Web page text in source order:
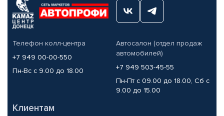
Телефон колл-центра
+7 949 00-00-550
Пн-Вс с 9.00 до 18.00
Автосалон (отдел продаж
автомобилей)
+7 949 503-45-55
Пн-Пт с 09.00 до 18.00, Сб с
9.00 до 15.00
Клиентам